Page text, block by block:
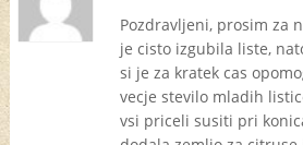
Pozdravljeni, prosim za
je cisto izgubila liste,
si je za kratek cas
vecje stevilo mladih
vsi priceli susiti pri